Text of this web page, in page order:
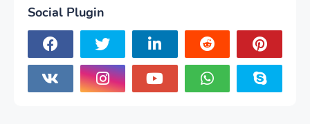
Social Plugin